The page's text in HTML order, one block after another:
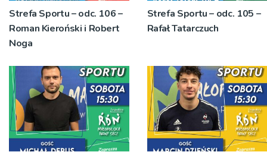
Strefa Sportu – odc. 106 –
Roman Kieroński i Robert
Noga
Strefa Sportu – odc. 105 –
Rafał Tatarczuch